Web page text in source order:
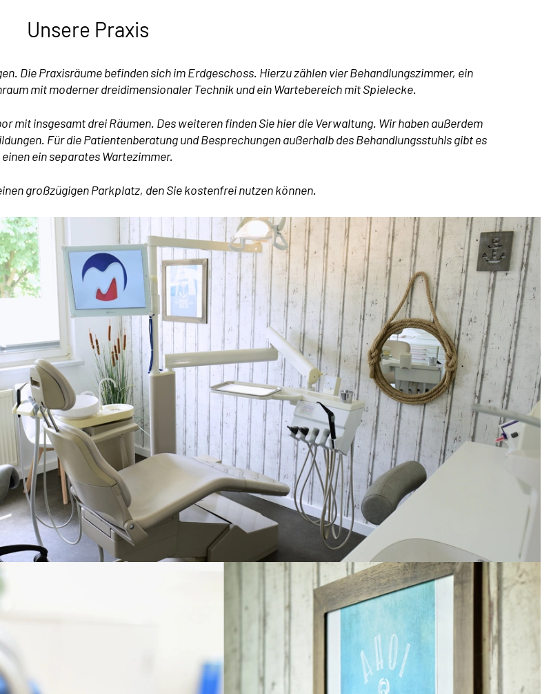
Unsere Praxis
Die Praxisräume befinden sich im Erdgeschoss. Hierzu zählen vier Behandlungszimmer, ein
mit moderner dreidimensionaler Technik und ein Wartebereich mit Spielecke.
mit insgesamt drei Räumen. Des weiteren finden Sie hier die Verwaltung. Wir haben außerdem
Für die Patientenberatung und Besprechungen außerhalb des Behandlungsstuhls gibt es
einen ein separates Wartezimmer.
großzügigen Parkplatz, den Sie kostenfrei nutzen können.